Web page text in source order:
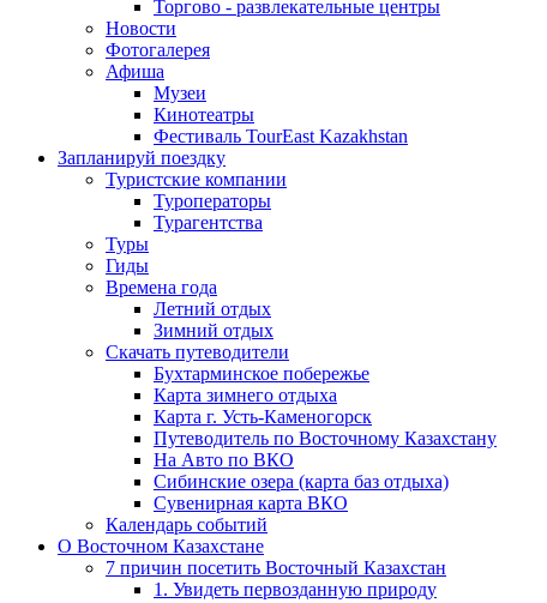
Торгово - развлекательные центры
Новости
Фотогалерея
Афиша
Музеи
Кинотеатры
Фестиваль TourEast Kazakhstan
Запланируй поездку
Туристские компании
Туроператоры
Турагентства
Туры
Гиды
Времена года
Летний отдых
Зимний отдых
Скачать путеводители
Бухтарминское побережье
Карта зимнего отдыха
Карта г. Усть-Каменогорск
Путеводитель по Восточному Казахстану
На Авто по ВКО
Сибинские озера (карта баз отдыха)
Сувенирная карта ВКО
Календарь событий
О Восточном Казахстане
7 причин посетить Восточный Казахстан
1. Увидеть первозданную природу